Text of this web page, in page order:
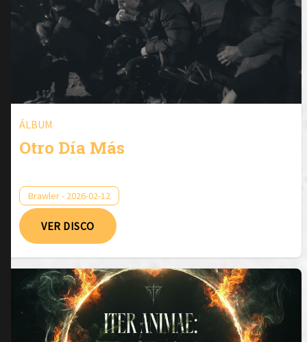
ÁLBUM
Otro Día Más
Brawler - 2026-02-12
VER DISCO